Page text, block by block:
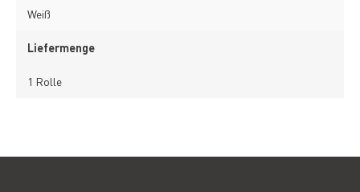
Weiß
Liefermenge
1 Rolle